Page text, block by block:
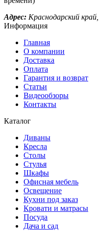
Адрес: Краснодарский
Информация
Главная
О компании
Доставка
Оплата
Гарантия и возврат
Статьи
Видеообзоры
Контакты
Каталог
Диваны
Кресла
Столы
Стулья
Шкафы
Офисная мебель
Освещение
Кухни под заказ
Кровати и матрасы
Посуда
Дача и сад